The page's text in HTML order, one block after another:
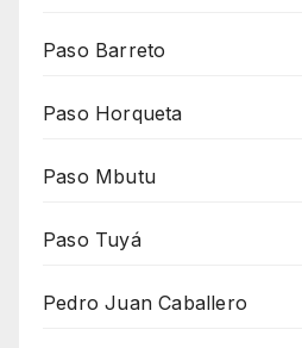
Paso Barreto
Paso Horqueta
Paso Mbutu
Paso Tuyá
Pedro Juan Caballero